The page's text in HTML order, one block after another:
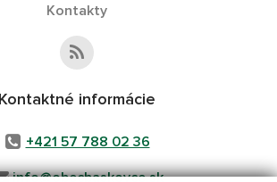
Kontakty
Kontaktné informácie
+421 57 788 02 36
info@obecbaskovce.sk